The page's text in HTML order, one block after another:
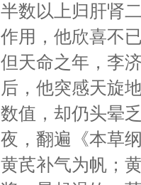
半数以上归肝肾
作用，他欣喜不
但天命之年，李
后，他突感天旋
数值，却仍头晕
夜，翻遍《本草
黄芪补气为帆；